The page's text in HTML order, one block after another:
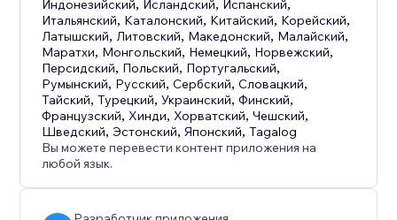
Индонезийский, Исландский, Испанский,
Итальянский, Каталонский, Китайский, Корейский,
Латышский, Литовский, Македонский, Малайский,
Маратхи, Монгольский, Немецкий, Норвежский,
Персидский, Польский, Португальский,
Румынский, Русский,Сербский,Словацкий,
Тайский,Турецкий,Украинский,Финский,
Французский, Хинди, Хорватский,Чешский,
Шведский,Эстонский,Японский,Tagalog
Вы можете перевести контент приложения на
любой язык.